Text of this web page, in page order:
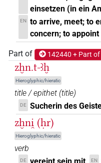
𓊃𓐍𓈖𓈖𓂡 | 1×
𓊃𓐍𓈖𓏌𓏲𓂘𓈖
𓊃𓐍𓈖𓏛
𓋴𓐍𓈖𓂖 | 2× V\inf:stpr
𓋴𓐍𓈖𓂘
𓋴𓐍𓈖𓂘𓂡𓈖
einsetzen (in ein
EN to arrive, meet; to
concern; to
Part of 142440 + Part of
zḫn.t-ꜣḫ
Hieroglyphic/hieratic
title / epithet (title)
DE Sucherin des
zḫni̯ (ḥr)
Hieroglyphic/hieratic
verb
DE EN